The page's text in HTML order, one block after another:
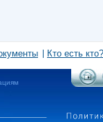
Кто есть кто?